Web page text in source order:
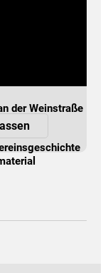
Inhalt
der Weinstraße